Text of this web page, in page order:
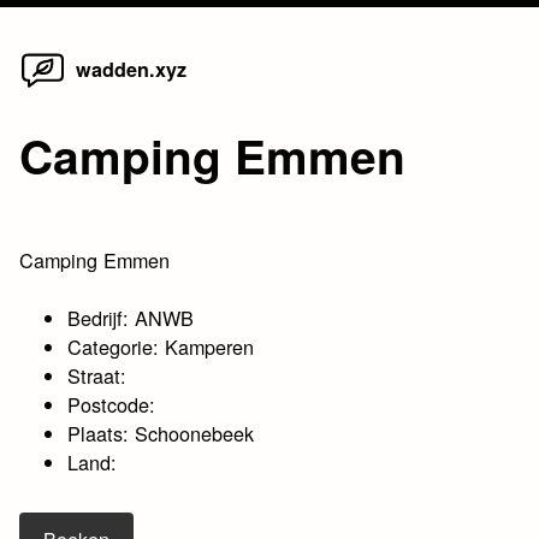
Skip
wadden.xyz
Camping Emmen
Camping Emmen
Bedrijf: ANWB
Categorie: Kamperen
Straat:
Postcode:
Plaats: Schoonebeek
Land: